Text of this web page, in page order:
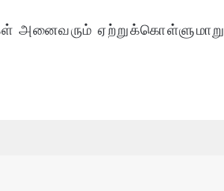
அனைவரும் ஏற்றுக்கொள்ளுமாறு